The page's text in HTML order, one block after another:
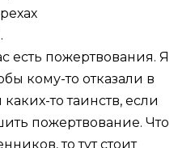
есть пожертвования. Я
кому-то отказали в
то таинств, если
пожертвование. Что
то тут стоит